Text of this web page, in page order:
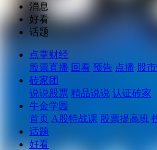
消息
好看
话题
点掌财经
股票直播 回看 预告 点播 股
砖家团
说说股票 精品说说 认证砖家
牛金学园
首页 A股特战课 股票提高班
话题
好看